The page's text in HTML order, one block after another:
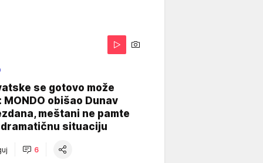
se gotovo može
MONDO obišao Dunav
meštani ne pamte
situaciju
6